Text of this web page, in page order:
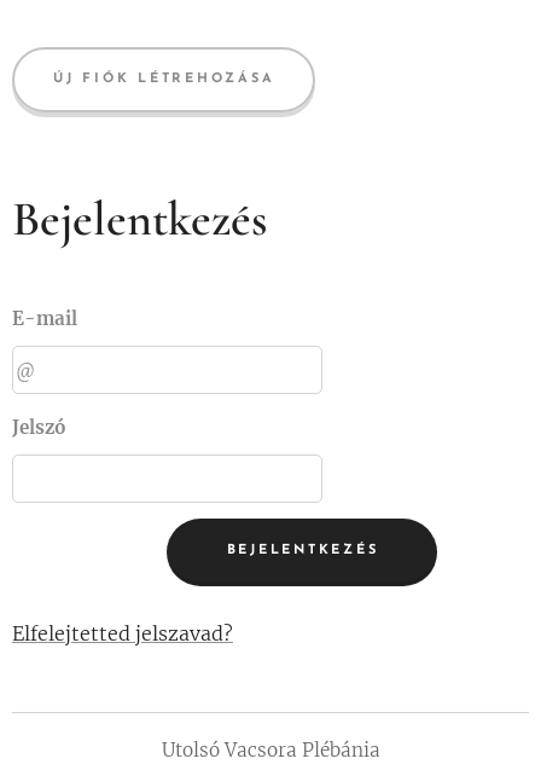
ÚJ FIÓK LÉTREHOZÁSA
Bejelentkezés
E-mail
Jelszó
BEJELENTKEZÉS
Elfelejtetted jelszavad?
Utolsó Vacsora Plébánia